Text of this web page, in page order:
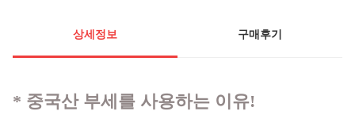
상세정보 구매후기
* 중국산 부세를 사용하는 이유!